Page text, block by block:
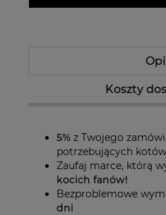
Koszty
5% z Twojego
potrzebujących kotów
Zaufaj marce, którą
kocich fanów!
Bezproblemowe
dni